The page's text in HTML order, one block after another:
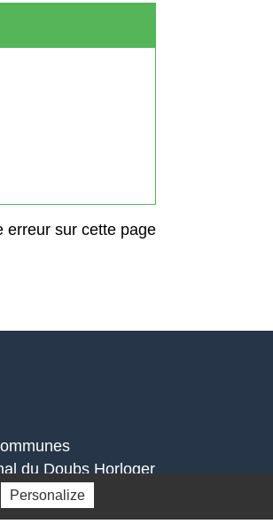
erreur sur cette page
du Doubs Horloger
Doubs
Personalize